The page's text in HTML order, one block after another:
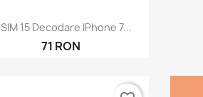
Бърз преглед
15 Decodare IPhone 7...
71 RON